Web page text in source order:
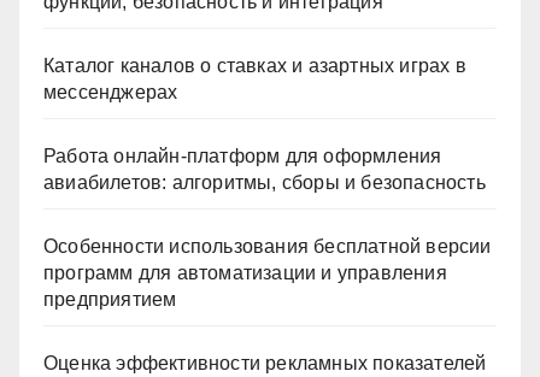
Каталог каналов о ставках и азартных играх в
мессенджерах
Работа онлайн‑платформ для оформления
авиабилетов: алгоритмы, сборы и безопасность
Особенности использования бесплатной версии
программ для автоматизации и управления
предприятием
Оценка эффективности рекламных показателей